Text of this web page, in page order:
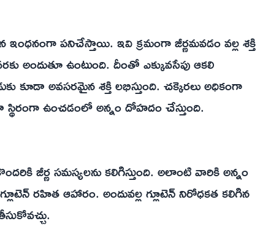
పనిచేస్తాయి. ఇవి క్రమంగా జీర్ణమవడం వల్ల శక్తి
ఉంటుంది. దీంతో ఎక్కువసేపు ఆకలి
కూడా అవసరమైన శక్తి లభిస్తుంది. చక్కెరలు అధికంగా
స్థిరంగా ఉంచడంలో అన్నం దోహదం చేస్తుంది.
జీర్ణ సమస్యలను కలిగిస్తుంది. అలాంటి వారికి అన్నం
రహిత ఆహారం. అందువల్ల గ్లూటెన్‌ నిరోధకత కలిగిన